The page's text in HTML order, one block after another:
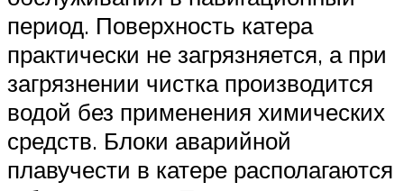
период. Поверхность катера
практически не загрязняется, а при
загрязнении чистка производится
водой без применения химических
средств. Блоки аварийной
плавучести в катере располагаются